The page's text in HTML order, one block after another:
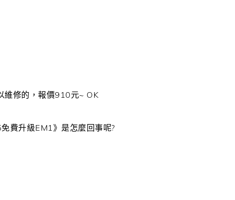
維修的，報價910元~ OK
費升級EM1》是怎麼回事呢?